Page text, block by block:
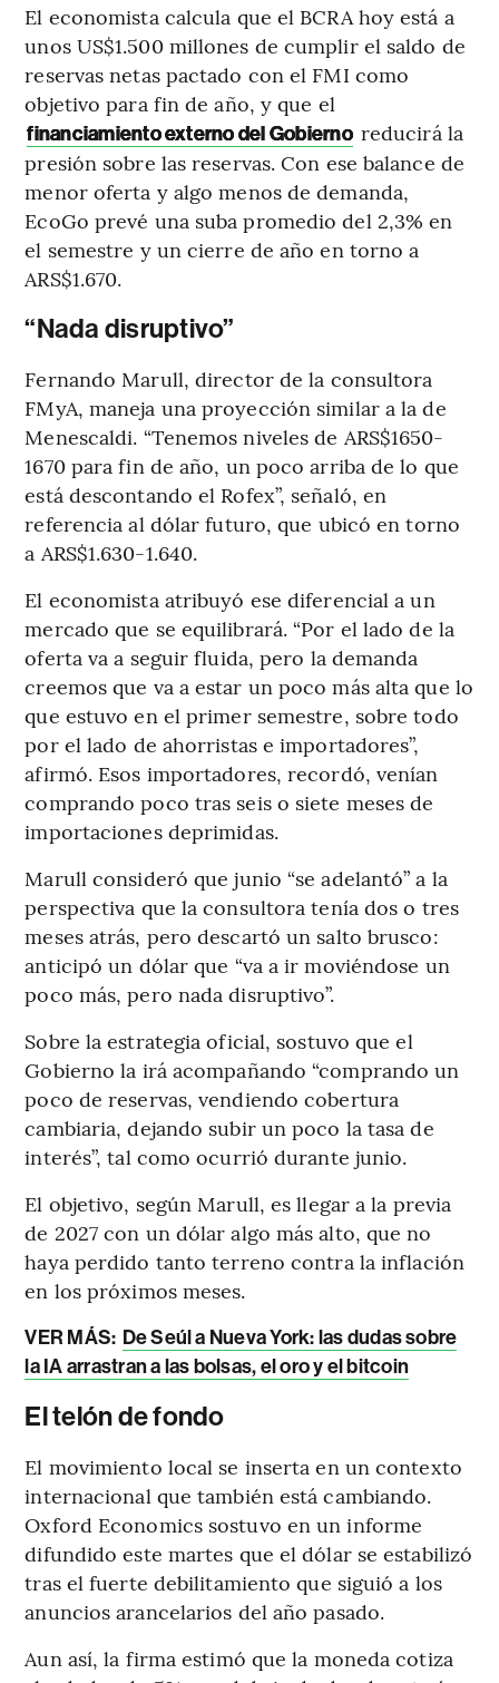
El economista calcula que el BCRA hoy está a
unos US$1.500 millones de cumplir el saldo de
reservas netas pactado con el FMI como
objetivo para fin de año, y que el
financiamiento externo del Gobierno reducirá la
presión sobre las reservas. Con ese balance de
menor oferta y algo menos de demanda,
EcoGo prevé una suba promedio del 2,3% en
el semestre y un cierre de año en torno a
ARS$1.670.
“Nada disruptivo”
Fernando Marull, director de la consultora
FMyA, maneja una proyección similar a la de
Menescaldi. “Tenemos niveles de ARS$1650-
1670 para fin de año, un poco arriba de lo que
está descontando el Rofex”, señaló, en
referencia al dólar futuro, que ubicó en torno
a ARS$1.630-1.640.
El economista atribuyó ese diferencial a un
mercado que se equilibrará. “Por el lado de la
oferta va a seguir fluida, pero la demanda
creemos que va a estar un poco más alta que lo
que estuvo en el primer semestre, sobre todo
por el lado de ahorristas e importadores”,
afirmó. Esos importadores, recordó, venían
comprando poco tras seis o siete meses de
importaciones deprimidas.
Marull consideró que junio “se adelantó” a la
perspectiva que la consultora tenía dos o tres
meses atrás, pero descartó un salto brusco:
anticipó un dólar que “va a ir moviéndose un
poco más, pero nada disruptivo”.
Sobre la estrategia oficial, sostuvo que el
Gobierno la irá acompañando “comprando un
poco de reservas, vendiendo cobertura
cambiaria, dejando subir un poco la tasa de
interés”, tal como ocurrió durante junio.
El objetivo, según Marull, es llegar a la previa
de 2027 con un dólar algo más alto, que no
haya perdido tanto terreno contra la inflación
en los próximos meses.
VER MÁS: De Seúl a Nueva York: las dudas sobre
la IA arrastran a las bolsas, el oro y el bitcoin
El telón de fondo
El movimiento local se inserta en un contexto
internacional que también está cambiando.
Oxford Economics sostuvo en un informe
difundido este martes que el dólar se estabilizó
tras el fuerte debilitamiento que siguió a los
anuncios arancelarios del año pasado.
Aun así, la firma estimó que la moneda cotiza